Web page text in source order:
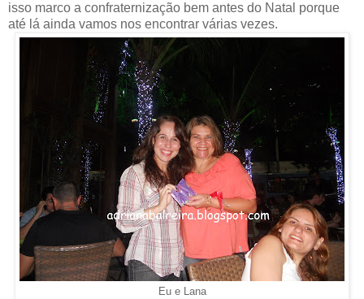
isso marco a confraternização bem antes do Natal porque
até lá ainda vamos nos encontrar várias vezes.
Eu e Lana